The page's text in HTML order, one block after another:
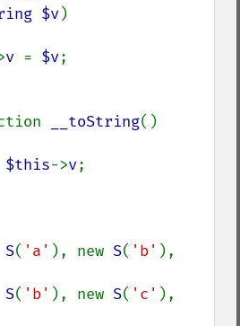
$v)
v = $v;
__toString()
$this->v;
S( 'a' ), new S( 'b' ),
S( 'b' ), new S( 'c' ),